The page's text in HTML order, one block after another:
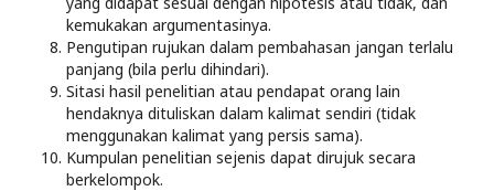
kemukakan argumentasinya.
Pengutipan rujukan dalam pembahasan jangan terlalu
panjang (bila perlu dihindari).
Sitasi hasil penelitian atau pendapat orang lain
hendaknya dituliskan dalam kalimat sendiri (tidak
menggunakan kalimat yang persis sama).
Kumpulan penelitian sejenis dapat dirujuk secara
berkelompok.